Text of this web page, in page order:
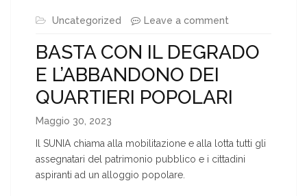
Uncategorized Leave a comment
BASTA CON IL DEGRADO
E L’ABBANDONO DEI
QUARTIERI POPOLARI
Maggio 30, 2023
Il SUNIA chiama alla mobilitazione e alla lotta tutti gli
assegnatari del patrimonio pubblico e i cittadini
aspiranti ad un alloggio popolare.